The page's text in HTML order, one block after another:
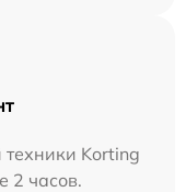
Korting
2 часов.